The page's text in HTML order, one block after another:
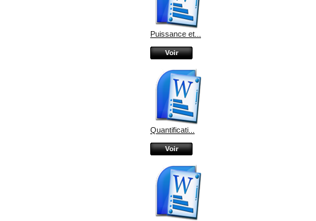
Puissance et...
Voir
Quantificati...
Voir